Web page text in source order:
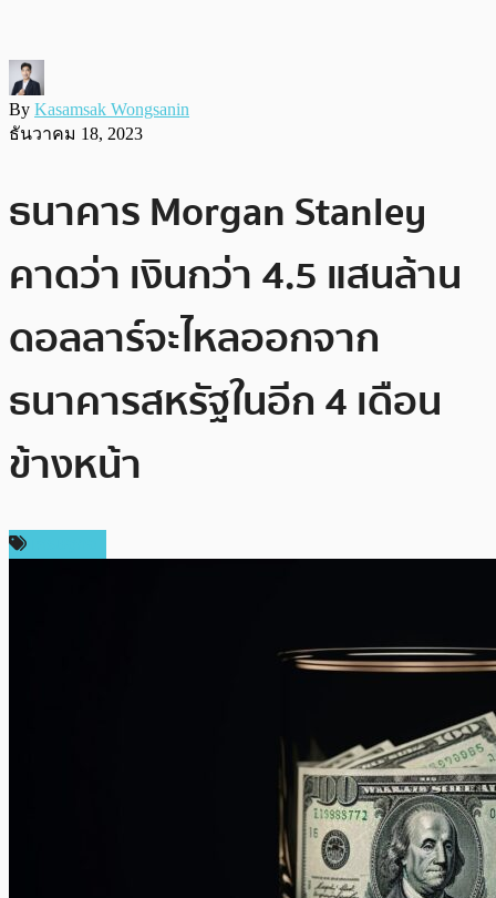
By Kasamsak Wongsanin
ธันวาคม 18, 2023
ธนาคาร Morgan Stanley
คาดว่า เงินกว่า 4.5 แสนล้าน
ดอลลาร์จะไหลออกจาก
ธนาคารสหรัฐในอีก 4 เดือน
ข้างหน้า